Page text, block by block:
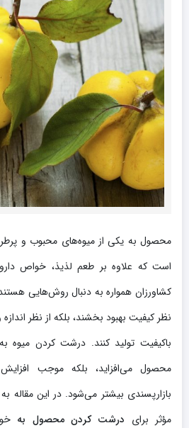
محصول به یکی از میوه‌های محبوب و
است که علاوه بر طعم لذیذ، خواص
کشاورزان همواره به دنبال روش‌هایی
نظر کیفیت بهبود بخشند، بلکه از نظر
باکیفیت تولید کنند. درشت کردن میوه
محصول می‌افزاید، بلکه موجب
بازارپسندی بیشتر می‌شود. در این مقاله
مؤثر برای درشت کردن محصول به